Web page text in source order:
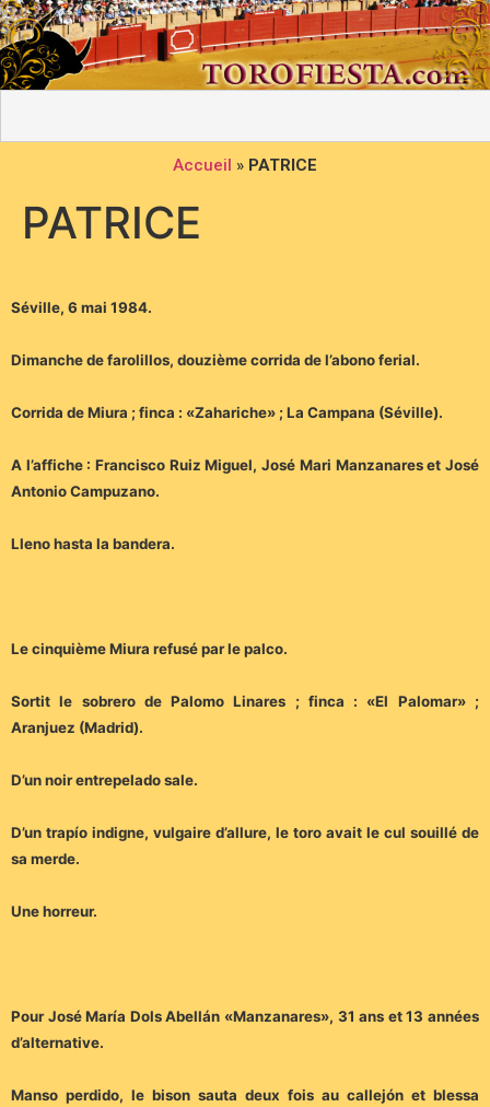
Accueil » PATRICE
PATRICE
Séville, 6 mai 1984.
Dimanche de farolillos, douzième corrida de l’abono ferial.
Corrida de Miura ; finca : «Zahariche» ; La Campana (Séville).
A l’affiche : Francisco Ruiz Miguel, José Mari Manzanares et José
Antonio Campuzano.
Lleno hasta la bandera.
Le cinquième Miura refusé par le palco.
Sortit le sobrero de Palomo Linares ; finca : «El Palomar» ;
Aranjuez (Madrid).
D’un noir entrepelado sale.
D’un trapío indigne, vulgaire d’allure, le toro avait le cul souillé de
sa merde.
Une horreur.
Pour José María Dols Abellán «Manzanares», 31 ans et 13 années
d’alternative.
Manso perdido, le bison sauta deux fois au callejón et blessa